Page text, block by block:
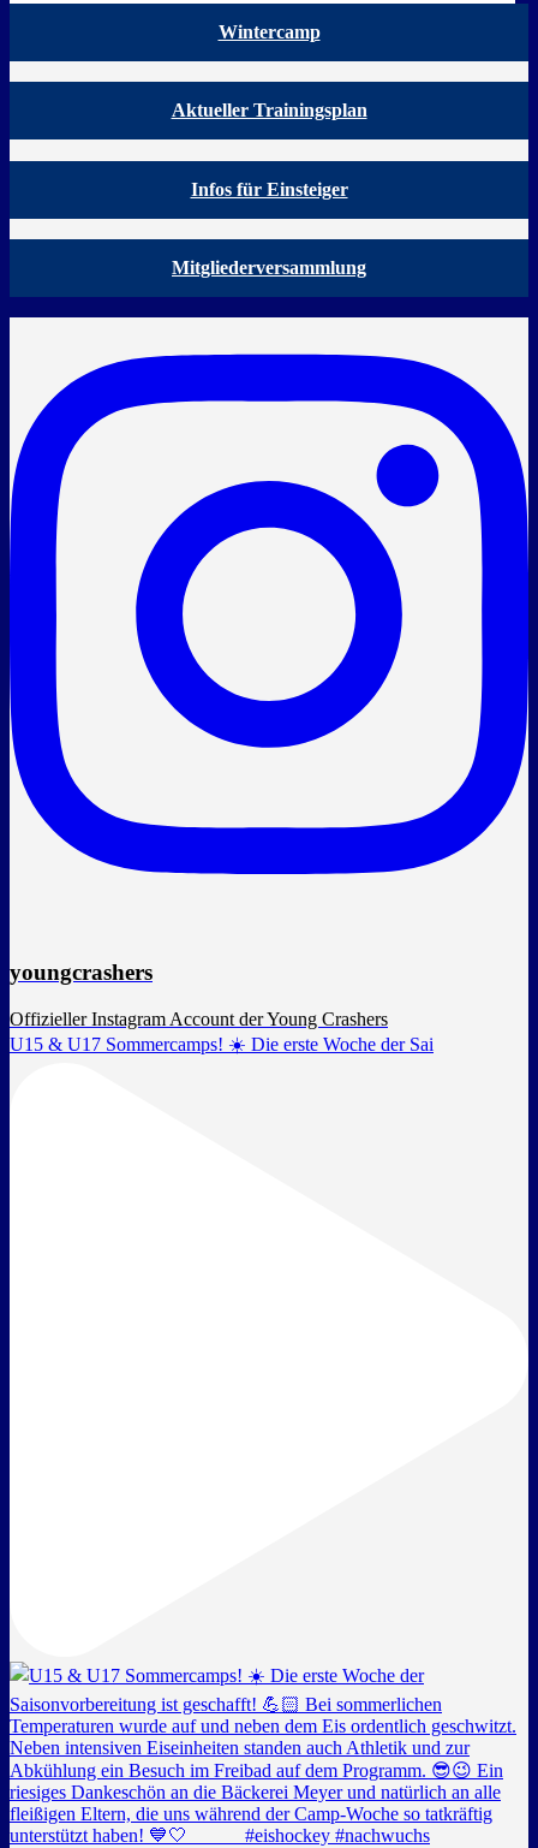
Wintercamp
Aktueller Trainingsplan
Infos für Einsteiger
Mitgliederversammlung
youngcrashers
Offizieller Instagram Account der Young Crashers
U15 & U17 Sommercamps! ☀️ Die erste Woche der Sai